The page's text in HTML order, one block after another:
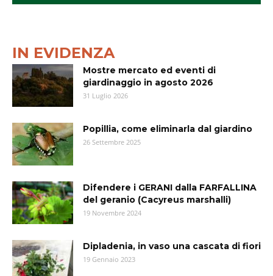
IN EVIDENZA
Mostre mercato ed eventi di
giardinaggio in agosto 2026
31 Luglio 2026
Popillia, come eliminarla dal giardino
26 Settembre 2025
Difendere i GERANI dalla FARFALLINA
del geranio (Cacyreus marshalli)
19 Novembre 2024
Dipladenia, in vaso una cascata di fiori
19 Gennaio 2023